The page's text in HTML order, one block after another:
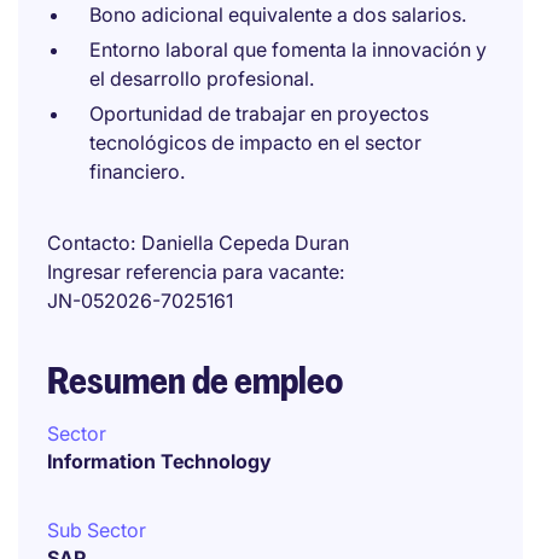
Bono adicional equivalente a dos salarios.
Entorno laboral que fomenta la innovación y
el desarrollo profesional.
Oportunidad de trabajar en proyectos
tecnológicos de impacto en el sector
financiero.
Contacto Daniella Cepeda Duran
Ingresar referencia para vacante
JN-052026-7025161
Resumen de empleo
Sector
Information Technology
Sub Sector